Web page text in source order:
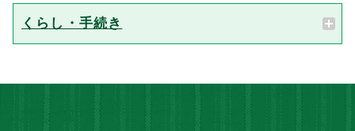
くらし・手続き